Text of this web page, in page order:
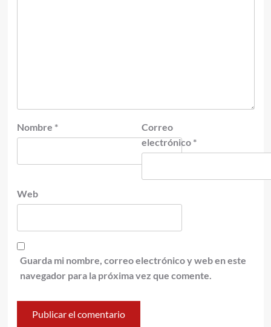
Nombre *
Correo
electrónico *
Web
Guarda mi nombre, correo electrónico y web en este
navegador para la próxima vez que comente.